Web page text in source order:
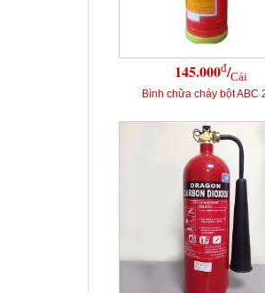
145.000đ/Cái
Bình chữa cháy bột ABC